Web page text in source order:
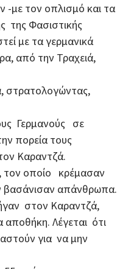
-με τον οπλισμό και τα
της Φασιστικής
με τα γερμανικά
από την Τραχειά,
στρατολογώντας,
Γερμανούς σε
πορεία τους
Καραντζά.
οποίο κρέμασαν
βασάνισαν απάνθρωπα.
στον Καραντζά,
Λέγεται ότι
για να μην